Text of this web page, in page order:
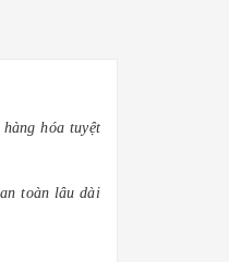
hóa tuyệt
toàn lâu dài